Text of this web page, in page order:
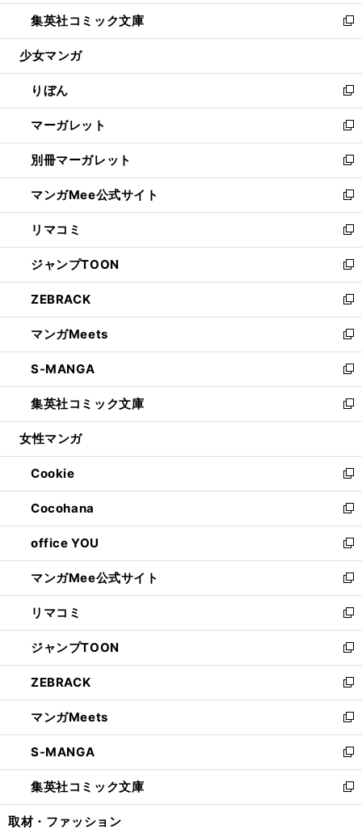
開
く
ウ
で
開
ン
ド
ウ
開
く
ウ
ィ
ン
ウ
で
開
く
し
い
ウ
ン
ド
ウ
で
開
く
集英社コミック文庫
新
し
ウ
ィ
ン
ド
ウ
で
開
く
少女マンガ
りぼん
新
し
い
ウ
ィ
ン
ド
ウ
で
開
く
マーガレット
新
し
い
ウ
ィ
ン
ド
ウ
で
開
く
別冊マーガレット
新
し
い
ウ
ィ
ン
ド
ウ
で
開
く
マンガMee公式サイト
新
し
い
ウ
ィ
ン
ド
ウ
で
開
く
リマコミ
新
し
い
ウ
ィ
ン
ド
ウ
で
開
く
ジャンプTOON
新
し
い
ウ
ィ
ン
ド
ウ
で
開
ZEBRACK
新
し
い
ウ
ィ
ン
ド
ウ
開
く
マンガMeets
新
し
い
ウ
ィ
ン
ウ
で
開
く
S-MANGA
新
し
い
ウ
ン
ド
ウ
で
開
く
集英社コミック文庫
新
し
ウ
ィ
ン
ド
ウ
で
開
く
女性マンガ
Cookie
新
し
い
ウ
ィ
ン
ド
ウ
で
開
く
Cocohana
新
し
い
ウ
ィ
ン
ド
ウ
で
開
く
office YOU
新
し
い
ウ
ィ
ン
ド
ウ
で
開
く
マンガMee公式サイト
新
し
い
ウ
ィ
ン
ド
ウ
で
開
く
リマコミ
新
し
い
ウ
ィ
ン
ド
ウ
で
開
く
ジャンプTOON
新
し
い
ウ
ィ
ン
ド
ウ
で
開
ZEBRACK
新
し
い
ウ
ィ
ン
ド
ウ
マンガMeets
新
し
い
ウ
ィ
ン
S-MANGA
新
し
い
ウ
集英社コミック文庫
新
し
取材・ファッション